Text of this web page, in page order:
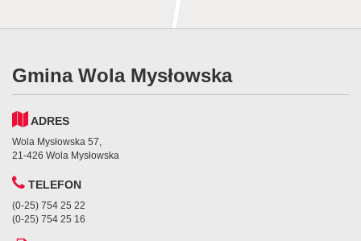
Gmina Wola Mysłowska
ADRES
Wola Mysłowska 57,
21-426 Wola Mysłowska
TELEFON
(0-25) 754 25 22
(0-25) 754 25 16